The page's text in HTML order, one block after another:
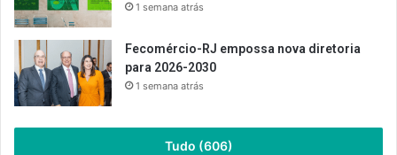
1 semana atrás
Fecomércio-RJ empossa nova diretoria
para 2026-2030
1 semana atrás
Tudo (606)